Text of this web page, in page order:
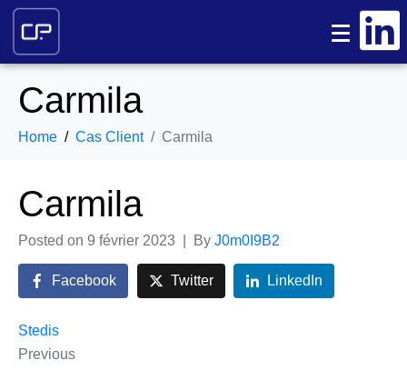
Carmila
Home Cas Client Carmila
Carmila
Posted on 9 février 2023 By J0m0I9B2
Facebook Twitter LinkedIn
Stedis
Previous